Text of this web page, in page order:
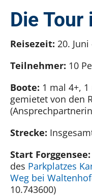
SUCHE
NACH:
Die
Reisezeit: 20. Juni
Teilnehmer: 10
Boote: 1 mal 4+,
gemietet von den
Strecke:
Start Forggensee:
des Parkplatzes
Weg bei
10.743600)